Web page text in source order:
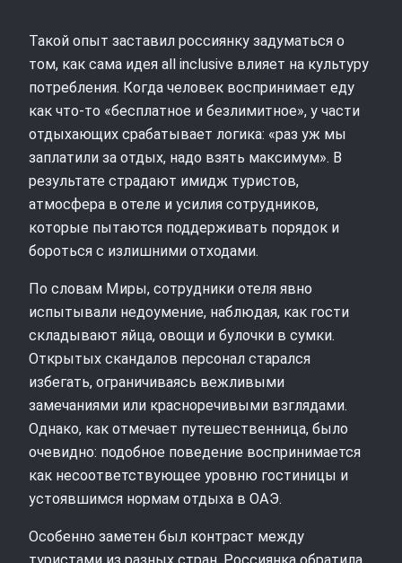
Такой опыт заставил россиянку задуматься о
том, как сама идея all inclusive влияет на культуру
потребления. Когда человек воспринимает еду
как что-то «бесплатное и безлимитное», у части
отдыхающих срабатывает логика: «раз уж мы
заплатили за отдых, надо взять максимум». В
результате страдают имидж туристов,
атмосфера в отеле и усилия сотрудников,
которые пытаются поддерживать порядок и
бороться с излишними отходами.
По словам Миры, сотрудники отеля явно
испытывали недоумение, наблюдая, как гости
складывают яйца, овощи и булочки в сумки.
Открытых скандалов персонал старался
избегать, ограничиваясь вежливыми
замечаниями или красноречивыми взглядами.
Однако, как отмечает путешественница, было
очевидно: подобное поведение воспринимается
как несоответствующее уровню гостиницы и
устоявшимся нормам отдыха в ОАЭ.
Особенно заметен был контраст между